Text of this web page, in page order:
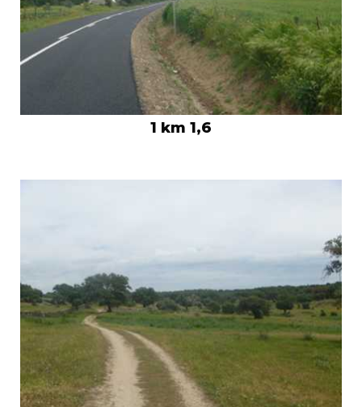
1 km 1,6